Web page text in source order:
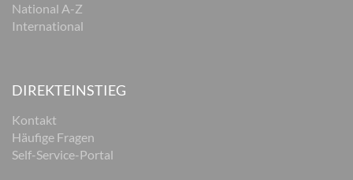
National A-Z
International
DIREKTEINSTIEG
Kontakt
Häufige Fragen
Self-Service-Portal